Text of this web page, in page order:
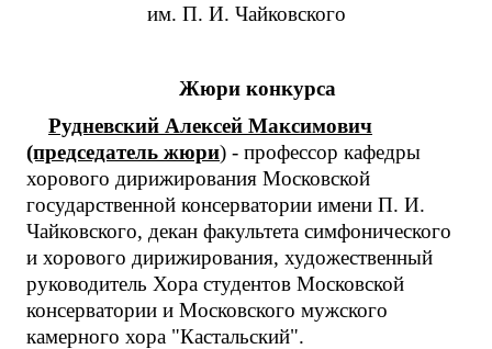
им. П. И. Чайковского
Жюри конкурса
Рудневский Алексей Максимович
(председатель жюри) - профессор кафедры
хорового дирижирования Московской
государственной консерватории имени П. И.
Чайковского, декан факультета симфонического
и хорового дирижирования, художественный
руководитель Хора студентов Московской
консерватории и Московского мужского
камерного хора "Кастальский".